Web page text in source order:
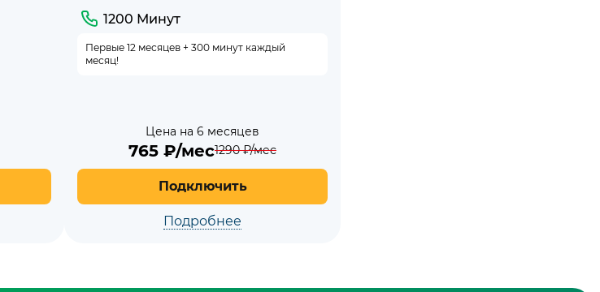
1200 Минут
Первые 12 месяцев + 300 минут каждый
месяц!
Цена на 6 месяцев
765 ₽/мес1290₽/мес
Подключить
Подробнее